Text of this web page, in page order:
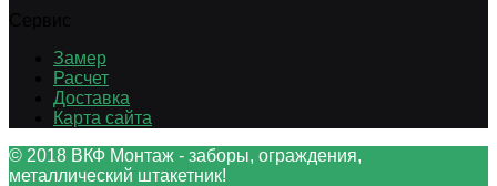
Замер
Расчет
Доставка
Карта сайта
© 2018 ВКФ Монтаж - заборы, ограждения,
металлический штакетник!